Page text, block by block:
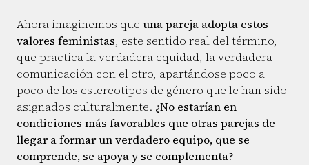
Ahora imaginemos que una pareja adopta estos
valores feministas, este sentido real del término,
que practica la verdadera equidad, la verdadera
comunicación con el otro, apartándose poco a
poco de los estereotipos de género que le han sido
asignados culturalmente. ¿No estarían en
condiciones más favorables que otras parejas de
llegar a formar un verdadero equipo, que se
comprende, se apoya y se complementa?